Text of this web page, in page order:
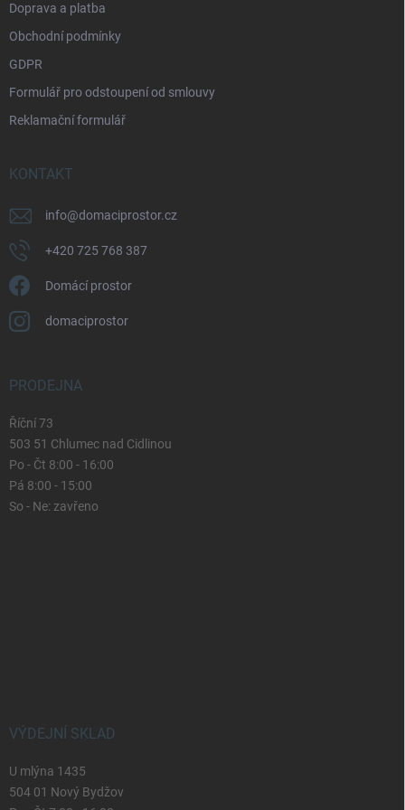
Doprava a platba
Obchodní podmínky
GDPR
Formulář pro odstoupení od smlouvy
Reklamační formulář
KONTAKT
info@domaciprostor.cz
+420 725 768 387
Domácí prostor
domaciprostor
PRODEJNA
Říční 73
503 51 Chlumec nad Cidlinou
Po - Čt 8:00 - 16:00
Pá 8:00 - 15:00
So - Ne: zavřeno
VÝDEJNÍ SKLAD
U mlýna 1435
504 01 Nový Bydžov